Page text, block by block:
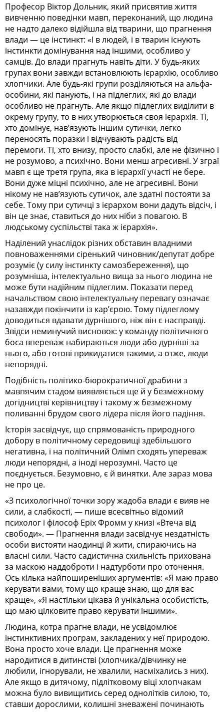
Професор Віктор Дольник, який присвятив життя
вивченню поведінки мавп, переконаний, що людина
не надто далеко відійшла від тварини, що прагнення
влади — це інстинкт: «І в людей, і в тварин існують
інстинкти домінування над іншими, особливо у
самців. До влади прагнуть навіть діти. У будь-яких
групах вони завжди встановлюють ієрархію, особливо
хлопчики. Але будь-які групи розділяються на альфа-
особини, які панують, і на підлеглих, які до влади
особливо не прагнуть. Але якщо підлеглих виділити в
окрему групу, то в них утворюється своя ієрархія. Ті,
хто домінує, нав’язують іншим сутички, легко
переносять поразки і відчувають радість від
перемоги. Ті, хто внизу, просто слабкі, але не фізично і
не розумово, а психічно. Вони менш агресивні. У зграї
мавп є ще третя група, яка в ієрархії участі не бере.
Вони дуже міцні психічно, але не агресивні. Вони
нікому не нав’язують сутичок, але здатні постояти за
себе. Тому при сутичці з ієрархом вони дадуть відсіч, і
він це знає, ставиться до них ніби з повагою. В
людському суспільстві така ж ієрархія».
Наділений унаслідок різних обставин владними
повноваженнями сіренький чиновник/депутат добре
розуміє (у силу інстинкту самозбереження), що
розумніша, інтелектуально вища за нього людина не
може бути надійним підлеглим. Показати перед
начальством свою інтелектуальну перевагу означає
назавжди покінчити із кар’єрою. Тому підлеглому
доводиться вдавати дурнішого, ніж він є насправді.
Звідси неминучий висновок: у команду політичного
боса впереваж набираються люди або дурніші за
нього, або готові прикидатися такими, а отже, люди
непорядні.
Подібність політико-бюрократичної драбини з
мавпячим стадом виявляється ще й у безмежному
догідництві керівництву і такому ж безмежному
поливанні брудом свого лідера після його падіння.
Історія засвідчує, що спрямованість природного
добору в політичному середовищі здебільшого
негативна, і на політичний Олімп сходять упереваж
люди непорядні, а іноді нерозумні. Часто це
поєднується. Безумовно, є й винятки. Але зараз мова
не про це.
«З психологічної точки зору жадоба влади є вияв не
сили, а слабкості, — пише всесвітньо відомий
психолог і філософ Еріх Фромм у книзі «Втеча від
свободи». — Прагнення влади засвідчує нездатність
особи вистояти наодинці й жити, спираючись на
власні сили. Часто садистична схильність прихована
за маскою наддоброти і надтурботи про оточення.
Ось кілька найпоширеніших аргументів: «Я маю право
керувати вами, тому що краще знаю, що для вас
краще», «Я настільки цікава й унікальна особистість,
що маю цілковите право керувати іншими».
Людина, котра прагне влади, не усвідомлює
інстинктивних програм, закладених у неї природою.
Вона просто хоче влади. Це прагнення може
народитися в дитинстві (хлопчика/дівчинку не
любили, ігнорували, не хвалили, насміхались з них).
Але якщо в дитячому, підлітковому віці хлопчакам
можна було вивищитись серед однолітків силою, то,
ставши дорослими, колишні зневажені починають